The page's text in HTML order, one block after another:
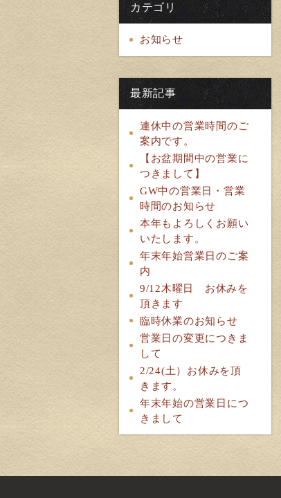
カテゴリ
お知らせ
最新記事
連休中の営業時間のご
案内です。
【お盆期間中の営業に
つきまして】
GW中の営業日・営業
時間のお知らせ
本年もよろしくお願い
いたします。
年末年始営業日のご案
内
9/12木曜日 お休みを
頂きます
臨時休業のお知らせ
営業日の変更につきま
して
2/24(土）お休みを頂
きます。
年末年始の営業日につ
きまして